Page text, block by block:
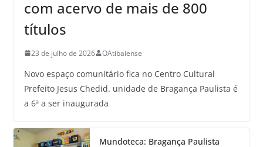
com acervo de mais de 800
títulos
23 de julho de 2026 OAtibaiense
Novo espaço comunitário fica no Centro Cultural
Prefeito Jesus Chedid. unidade de Bragança Paulista é
a 6ª a ser inaugurada
Mundoteca: Bragança Paulista